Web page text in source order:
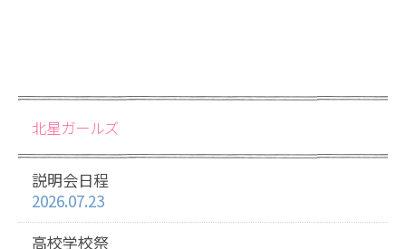
北星ガールズ
説明会日程
2026.07.23
高校学校祭